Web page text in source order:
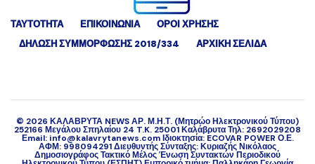
ΤΑΥΤΟΤΗΤΑ ΕΠΙΚΟΙΝΩΝΙΑ
ΟΡΟΙ ΧΡΗΣΗΣ
ΔΉΛΩΣΗ ΣΥΜΜΌΡΦΩΣΗΣ 2018/334
ΑΡΧΙΚΗ ΣΕΛΙΔΑ
© 2026 ΚΑΛΑΒΡΥΤΑ NEWS ΑΡ. Μ.Η.Τ. (Μητρώο Ηλεκτρονικού Τύπου)
252166 Μεγάλου Σπηλαίου 24 T.K. 25001 Καλάβρυτα Τηλ: 2692029208
Εmail: info@kalavrytanews.com Ιδιοκτησία: ECOVAR POWER Ο.Ε.
ΑΦΜ: 998094291 Διευθυντής Σύνταξης: Κυριαζής Νικόλαος
Δημοσιογράφος Τακτικό Μέλος Ένωση Συντακτών Περιοδικού